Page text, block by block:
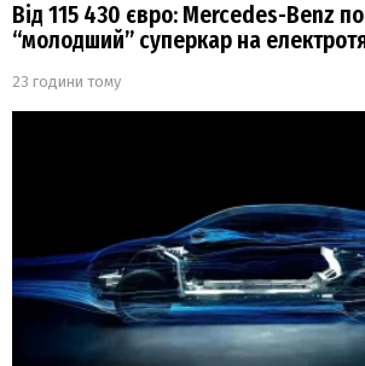
Від 115 430 євро: Mercedes-Benz
“молодший” суперкар на
23 години тому